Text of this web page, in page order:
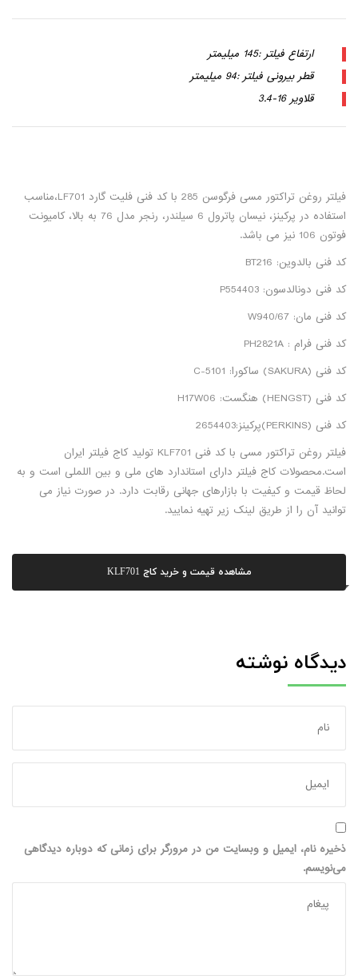
ارتفاع فیلتر :145 میلیمتر
قطر بیرونی فیلتر :94 میلیمتر
قلاویر 16-3.4
فیلتر روغن تراکتور مسی فرگوسن 285 با کد فنی فلیت گارد LF701،مناسب
استفاده در پرکینز، نیسان پاترول 6 سیلندر، رنجر مدل 76 به بالا، کامیونت
فوتون 106 نیز می باشد.
کد فنی بالدوین: BT216
کد فنی دونالدسون: P554403
کد فنی مان: W940/67
کد فنی فرام : PH2821A
کد فنی (SAKURA) ساکورا: C-5101
کد فنی (HENGST) هنگست: H17W06
کد فنی (PERKINS)پرکینز:2654403
فیلتر روغن تراکتور مسی با کد فنی KLF701 تولید کاج فیلتر ایران
است.محصولات کاج فیلتر دارای استاندارد های ملی و بین اللملی است و به
لحاظ قیمت و کیفیت با بازارهای جهانی رقابت دارد. در صورت نیاز می
توانید آن را از طریق لینک زیر تهیه نمایید.
مشاهده قیمت و خرید کاج KLF701
دیدگاه نوشته
ذخیره نام، ایمیل و وبسایت من در مرورگر برای زمانی که دوباره دیدگاهی
می‌نویسم.